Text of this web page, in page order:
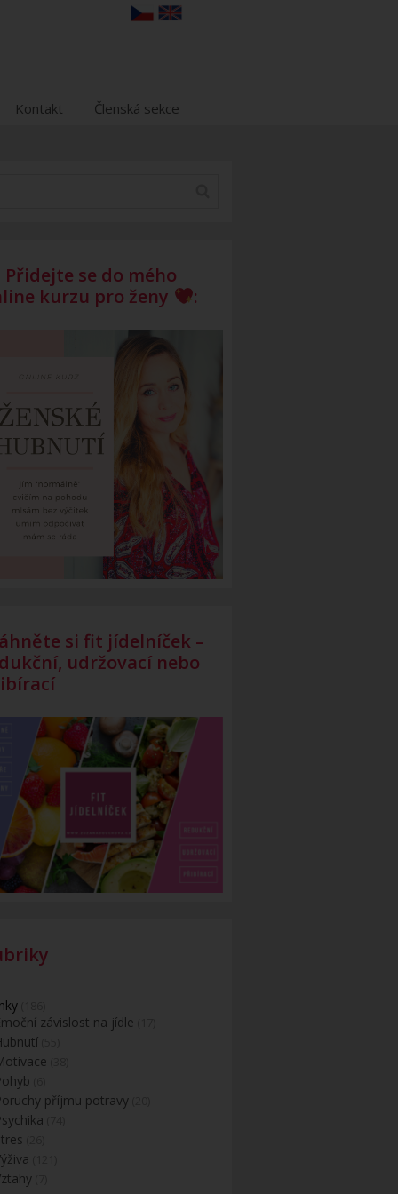
Kontakt Členská sekce
Přidejte se do mého
kurzu pro ženy
:
si fit jídelníček –
udržovací nebo
závislost na jídle
příjmu potravy